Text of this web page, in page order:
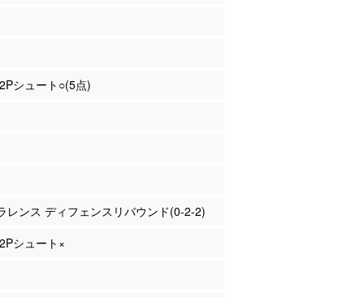
シュート○(5点)
レンス ディフェンスリバウンド(0-2-2)
シュート×